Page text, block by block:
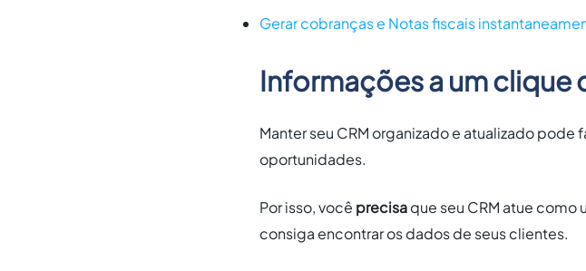
Gerar cobranças e Notas fiscais
Informações a um clique
Manter seu CRM organizado e atualizado
oportunidades.
Por isso, você precisaque seu CRM atue como
consiga encontrar os dados de seus clientes.